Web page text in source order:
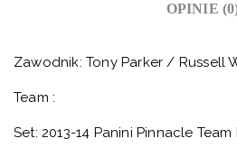
OPINIE
Zawodnik: Tony Parker / Russell
Team :
Set: 2013-14 Panini Pinnacle